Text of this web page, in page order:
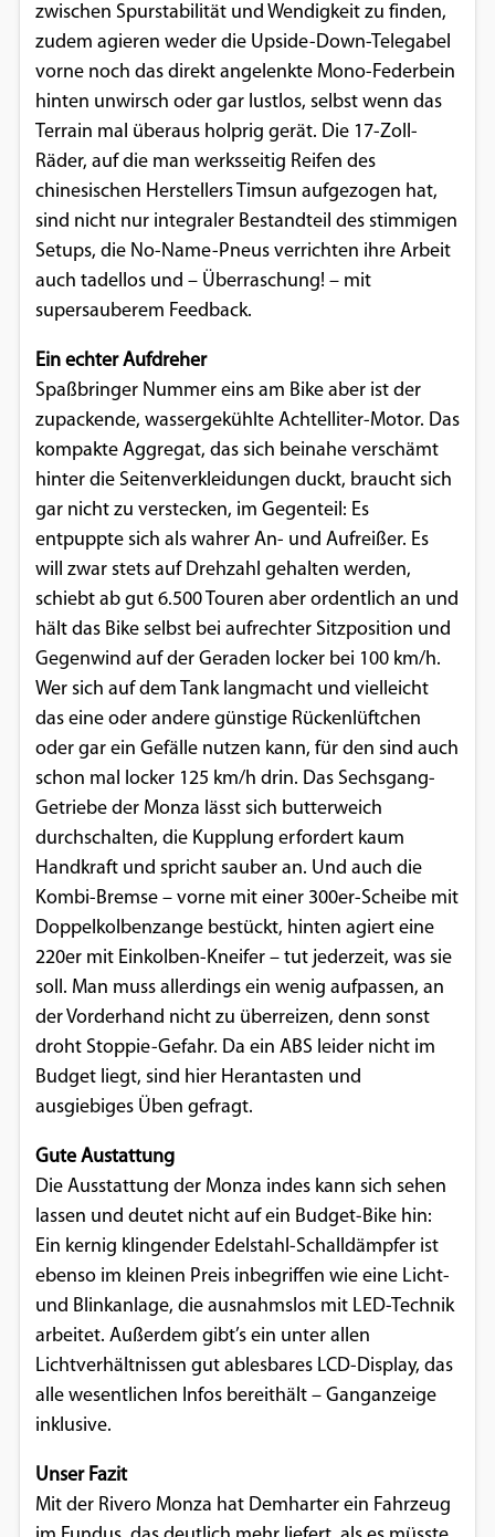
zwischen Spurstabilität und Wendigkeit zu finden,
zudem agieren weder die Upside-Down-Telegabel
vorne noch das direkt angelenkte Mono-Federbein
hinten unwirsch oder gar lustlos, selbst wenn das
Terrain mal überaus holprig gerät. Die 17-Zoll-
Räder, auf die man werksseitig Reifen des
chinesischen Herstellers Timsun aufgezogen hat,
sind nicht nur integraler Bestandteil des stimmigen
Setups, die No-Name-Pneus verrichten ihre Arbeit
auch tadellos und – Überraschung! – mit
supersauberem Feedback.
Ein echter Aufdreher
Spaßbringer Nummer eins am Bike aber ist der
zupackende, wassergekühlte Achtelliter-Motor. Das
kompakte Aggregat, das sich beinahe verschämt
hinter die Seitenverkleidungen duckt, braucht sich
gar nicht zu verstecken, im Gegenteil: Es
entpuppte sich als wahrer An- und Aufreißer. Es
will zwar stets auf Drehzahl gehalten werden,
schiebt ab gut 6.500 Touren aber ordentlich an und
hält das Bike selbst bei aufrechter Sitzposition und
Gegenwind auf der Geraden locker bei 100 km/h.
Wer sich auf dem Tank langmacht und vielleicht
das eine oder andere günstige Rückenlüftchen
oder gar ein Gefälle nutzen kann, für den sind auch
schon mal locker 125 km/h drin. Das Sechsgang-
Getriebe der Monza lässt sich butterweich
durchschalten, die Kupplung erfordert kaum
Handkraft und spricht sauber an. Und auch die
Kombi-Bremse – vorne mit einer 300er-Scheibe mit
Doppelkolbenzange bestückt, hinten agiert eine
220er mit Einkolben-Kneifer – tut jederzeit, was sie
soll. Man muss allerdings ein wenig aufpassen, an
der Vorderhand nicht zu überreizen, denn sonst
droht Stoppie-Gefahr. Da ein ABS leider nicht im
Budget liegt, sind hier Herantasten und
ausgiebiges Üben gefragt.
Gute Austattung
Die Ausstattung der Monza indes kann sich sehen
lassen und deutet nicht auf ein Budget-Bike hin:
Ein kernig klingender Edelstahl-Schalldämpfer ist
ebenso im kleinen Preis inbegriffen wie eine Licht-
und Blinkanlage, die ausnahmslos mit LED-Technik
arbeitet. Außerdem gibt’s ein unter allen
Lichtverhältnissen gut ablesbares LCD-Display, das
alle wesentlichen Infos bereithält – Ganganzeige
inklusive.
Unser Fazit
Mit der Rivero Monza hat Demharter ein Fahrzeug